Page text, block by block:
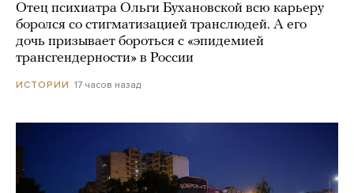
Отец психиатра Ольги Бухановской всю карьеру
боролся со стигматизацией транслюдей. А его
дочь призывает бороться с «эпидемией
трансгендерности» в России
ИСТОРИИ 17 часов назад